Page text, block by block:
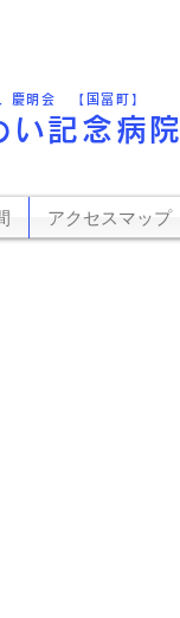
慶明会 【国富町】
い記念病院
アクセスマップ